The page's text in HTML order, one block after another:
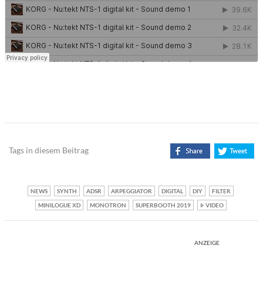
Tags in diesem Beitrag
NEWS SYNTH ADSR ARPEGGIATOR DIGITAL DIY
FILTER
MINILOGUE XD
MONOTRON SUPERBOOTH 2019 VIDEO
ANZEIGE